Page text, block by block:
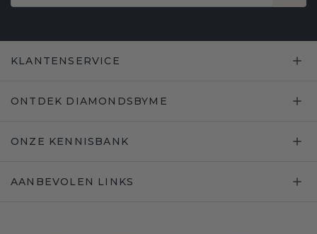
KLANTENSERVICE
ONTDEK DIAMONDSBYME
ONZE KENNISBANK
AANBEVOLEN LINKS